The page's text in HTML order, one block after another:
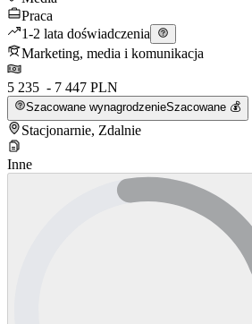
Praca
1-2 lata doświadczenia
Marketing, media i komunikacja
5 235 - 7 447 PLN
Szacowane wynagrodzenieSzacowane 💰
Stacjonarnie, Zdalnie
Inne